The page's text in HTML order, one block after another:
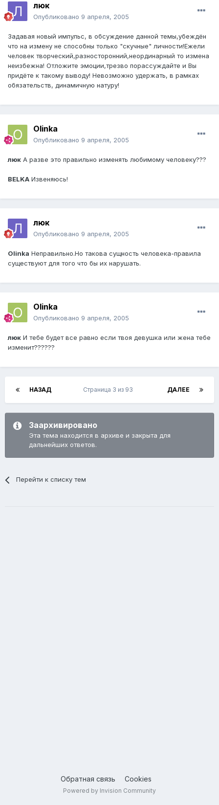
люк
Опубликовано 9 апреля, 2005
Задавая новый импульс, в обсуждение данной темы,убеждён
что на измену не способны только "скучные" личности!Ежели
человек творческий,разносторонний,неординарный то измена
неизбежна! Отложите эмоции,трезво порассуждайте и Вы
придёте к такому выводу! Невозможно удержать, в рамках
обязательств, динамичную натуру!
Olinka
Опубликовано 9 апреля, 2005
люк А разве это правильно изменять любимому человеку???
BELKA Извеняюсь!
люк
Опубликовано 9 апреля, 2005
Olinka Неправильно.Но такова сущность человека-правила
существуют для того что бы их нарушать.
Olinka
Опубликовано 9 апреля, 2005
люк И тебе будет все равно если твоя девушка или жена тебе
изменит??????
НАЗАД ДАЛЕЕ
Страница 3 из 93
Заархивировано
Эта тема находится в архиве и закрыта для
дальнейших ответов.
Перейти к списку тем
Обратная связь Cookies
Powered by Invision Community